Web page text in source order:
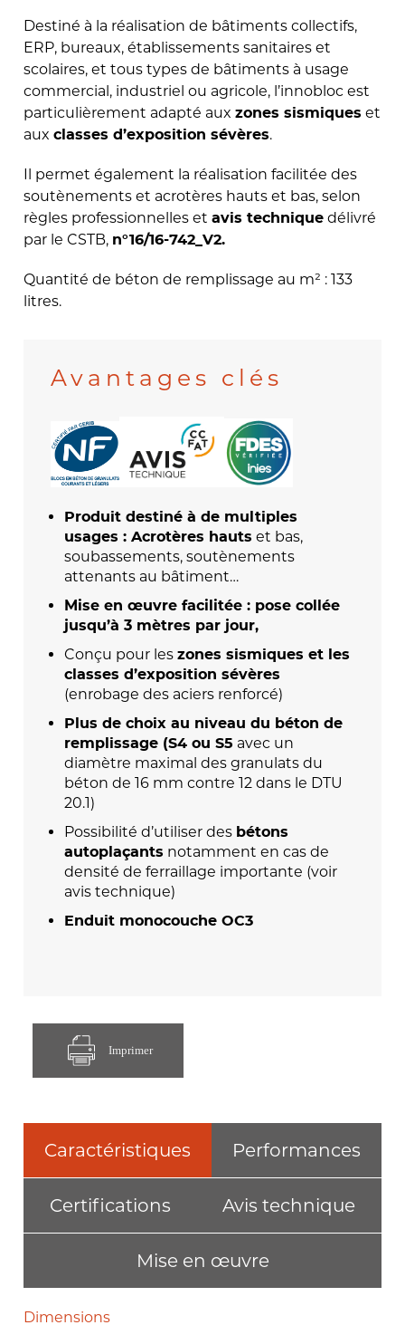
Destiné à la réalisation de bâtiments collectifs,
ERP, bureaux, établissements sanitaires et
scolaires, et tous types de bâtiments à usage
commercial, industriel ou agricole, l’innobloc est
particulièrement adapté aux zones sismiques et
auxclasses d’exposition sévères.
Il permet également la réalisation facilitée des
soutènements et acrotères hauts et bas, selon
règles professionnelles etavis technique délivré
par le CSTB, n°16/16-742_V2.
Quantité de béton de remplissage au m² : 133
litres.
Avantages clés
Produit destiné à de multiples
usages : Acrotères hauts et bas,
soubassements, soutènements
attenants au bâtiment…
Mise en œuvre facilitée : pose collée
jusqu’à 3 mètres par jour,
Conçu pour leszones sismiques et les
classes d’exposition sévères
(enrobage des aciers renforcé)
Plus de choix au niveau du béton de
remplissage (S4 ou S5 avec un
diamètre maximal des granulats du
béton de 16 mm contre 12 dans le DTU
20.1)
Possibilité d’utiliser des bétons
autoplaçants notamment en cas de
densité de ferraillage importante (voir
avis technique)
Enduit monocouche OC3
Imprimer
Caractéristiques Performances
Certifications Avis technique
Mise en œuvre
Dimensions